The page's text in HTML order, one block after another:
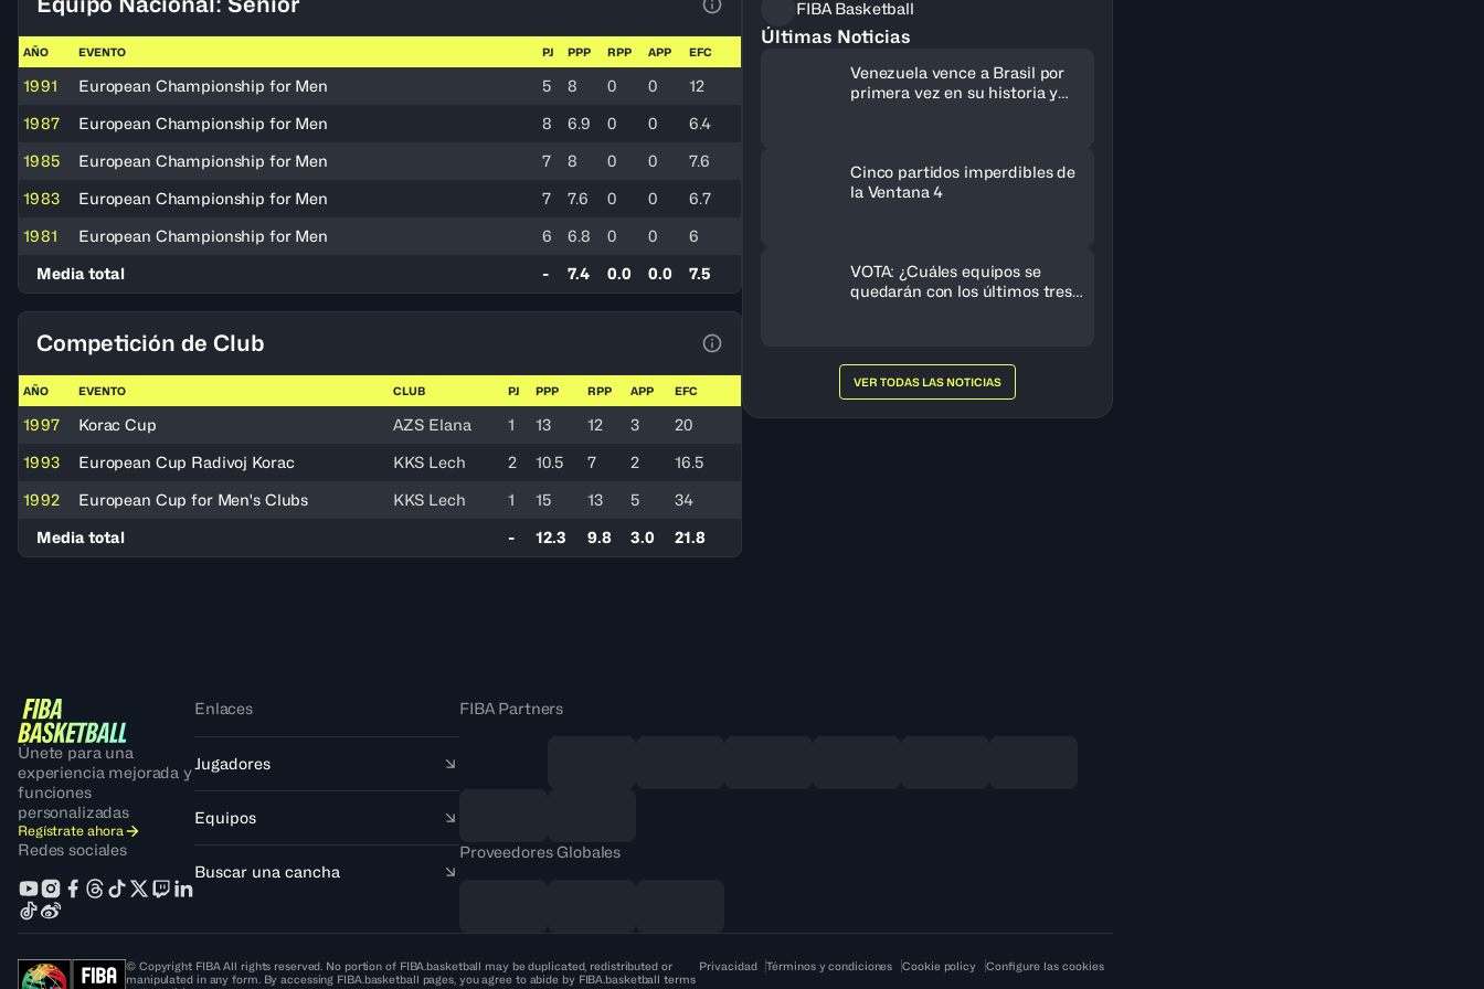
Ver la leyenda
AÑO EVENTO PJ PPP RPP APP EFC
1991 European Championship for Men 5 8 0 0
12
1987
European Championship for Men 8 6.9 0 0
6.4
1985
European Championship for Men 7 8 0 0
7.6
1983
European Championship for Men 7 7.6 0 0
6.7
1981
European Championship for Men 6 6.8 0 0
6
Media total
- 7.4 0.0 0.0 7.5
Competición de Club
AÑO EVENTO CLUB PJ PPP RPP APP EFC
1997 Korac Cup AZS Elana 1 13 12 3
20
1993
European Cup Radivoj Korac KKS Lech 2 10.5 7 2
16.5
1992
European Cup for Men's Clubs KKS Lech 1 15 13 5
34
Media total
- 12.3 9.8 3.0 21.8
FIBA Basketball
Últimas Noticias
Venezuela vence a Brasil por
primera vez en su historia y
Cinco partidos imperdibles de
la Ventana 4
VOTA: ¿Cuáles equipos se
quedarán con los últimos tres
VER TODAS LAS NOTICIAS
Únete para una
experiencia mejorada y
funciones
personalizadas
Regístrate ahora
Redes sociales
Enlaces
Jugadores
Equipos
Buscar una cancha
FIBA Partners
Proveedores Globales
© Copyright FIBA All rights reserved. No portion of FIBA.basketball may be duplicated, redistributed or
manipulated in any form. By accessing FIBA.basketball pages, you agree to abide by FIBA.basketball terms
Privacidad Términos y condiciones Cookie policy Configure las cookies